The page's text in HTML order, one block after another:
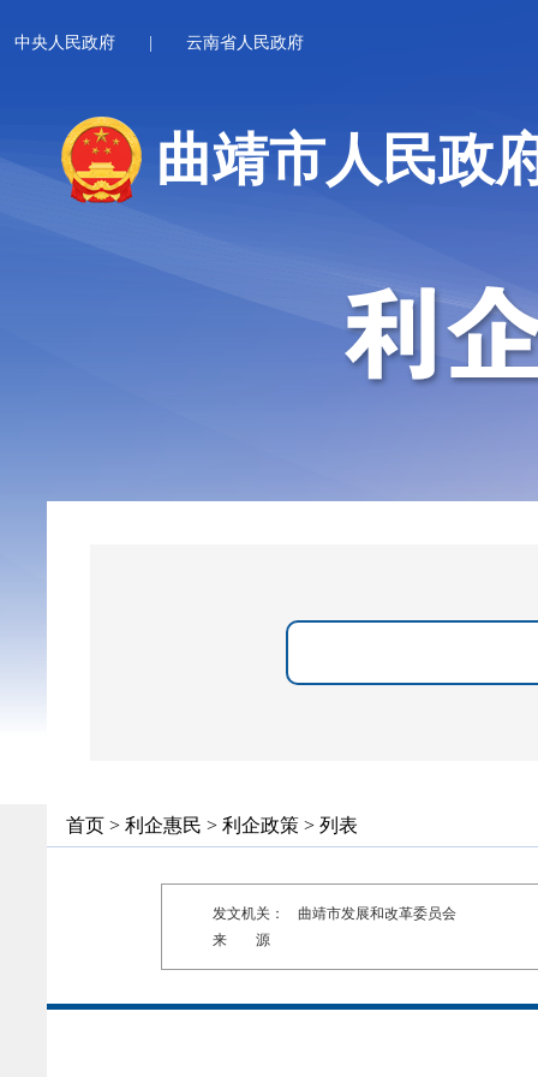
中央人民政府 云南省人民政府
曲靖市人民政
首页 > 利企惠民 > 利企政策 > 列表
发文机关：
曲靖市发展和改革委员会
来 源